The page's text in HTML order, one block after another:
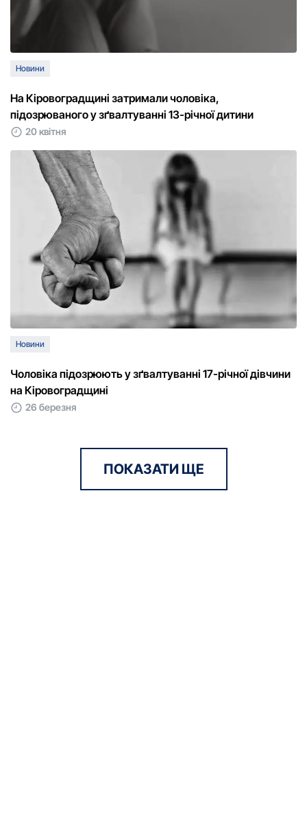
Новини
На Кіровоградщині затримали чоловіка,
підозрюваного у зґвалтуванні 13-річної дитини
20 квітня
Новини
Чоловіка підозрюють у зґвалтуванні 17-річної дівчини
на Кіровоградщині
26 березня
ПОКАЗАТИ ЩЕ